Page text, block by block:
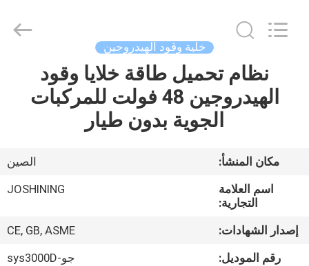
معلومات
جولة
المصنع
Technology
Co.,Ltd.
خلية وقود الهيدروجين
نظام تحميل طاقة خلايا وقود
الهيدروجين 48 فولت للمركبات
الجوية بدون طيار
مكان المنشأ:
الصين
اسم العلامة
التجارية:
JOSHINING
إصدار الشهادات:
CE, GB, ASME
رقم الموديل:
جو-sys3000D